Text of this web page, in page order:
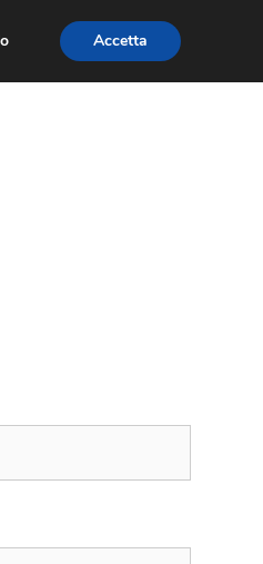
Accetta